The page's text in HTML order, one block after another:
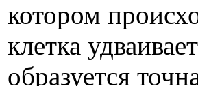
котором
клетка
образуется